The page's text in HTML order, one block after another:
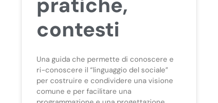
contesti
Una guida che permette di conoscere e
ri-conoscere il “linguaggio del sociale”
per costruire e condividere una visione
comune e per facilitare una